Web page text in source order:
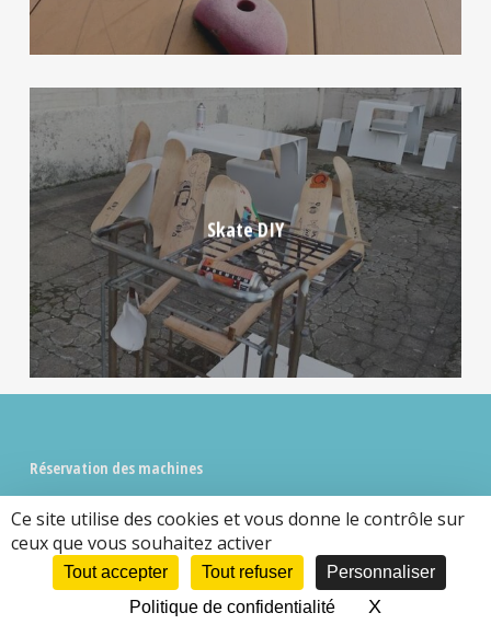
Ce site utilise des cookies et vous donne le contrôle sur
ceux que vous souhaitez activer
Tout accepter Tout refuser
Personnaliser
Politique de confidentialité
XMasquer le
Skate DIY
Réservation des machines
les utiliser) se fait via notre plateformeFab Manager, avec
votre compte Adhérent.
Réserver une machine